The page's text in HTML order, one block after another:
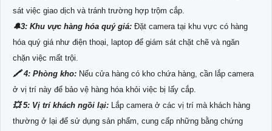
sát việc giao dịch và tránh trường hợp trộm cắp.
🔔3: Khu vực hàng hóa quý giá: Đặt camera tại khu vực có hàng
hóa quý giá như điện thoại, laptop để giám sát chặt chẽ và ngăn
chặn việc mất trội.
🖍 4: Phòng kho: Nếu cửa hàng có kho chứa hàng, cần lắp camera
ở vị trí này để bảo vệ hàng hóa khỏi việc bị lấy cắp.
💥 5: Vị trí khách ngồi lại: Lắp camera ở các vị trí mà khách hàng
thường ở lại để sử dụng sản phẩm, cung cấp những bằng chứng